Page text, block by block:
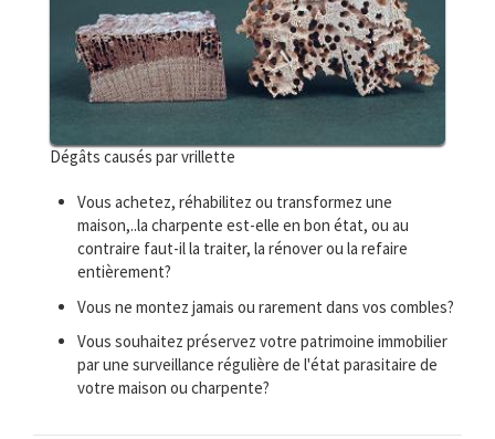
Dégâts causés par vrillette
Vous achetez, réhabilitez ou transformez une
maison,..la charpente est-elle en bon état, ou au
contraire faut-il la traiter, la rénover ou la refaire
entièrement?
Vous ne montez jamais ou rarement dans vos combles?
Vous souhaitez préservez votre patrimoine immobilier
par une surveillance régulière de l'état parasitaire de
votre maison ou charpente?